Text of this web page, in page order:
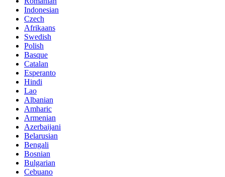
Indonesian
Czech
Afrikaans
Swedish
Polish
Basque
Catalan
Esperanto
Hindi
Lao
Albanian
Amharic
Armenian
Azerbaijani
Belarusian
Bengali
Bosnian
Bulgarian
Cebuano